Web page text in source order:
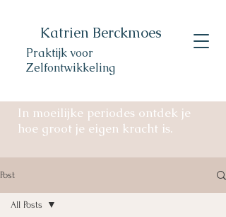
Katrien Berckmoes
Praktijk voor
Zelfontwikkeling
In moeilijke periodes ontdek je
hoe groot je eigen kracht is.
Post
All Posts